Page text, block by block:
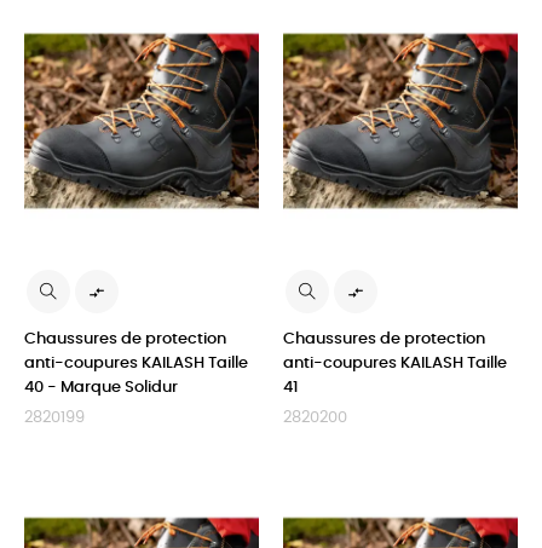

Chaussures de protection
anti-coupures KAILASH Taille
40 - Marque Solidur
2820199

Chaussures de protection
anti-coupures KAILASH Taille
41
2820200